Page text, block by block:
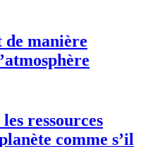
manière
ressources
comme s’il